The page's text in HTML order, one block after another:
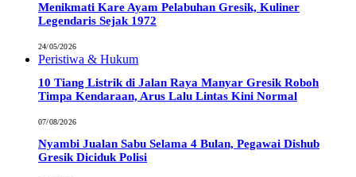
Menikmati Kare Ayam Pelabuhan Gresik, Kuliner
Legendaris Sejak 1972
24/05/2026
Peristiwa & Hukum
10 Tiang Listrik di Jalan Raya Manyar Gresik Roboh
Timpa Kendaraan, Arus Lalu Lintas Kini Normal
07/08/2026
Nyambi Jualan Sabu Selama 4 Bulan, Pegawai Dishub
Gresik Diciduk Polisi